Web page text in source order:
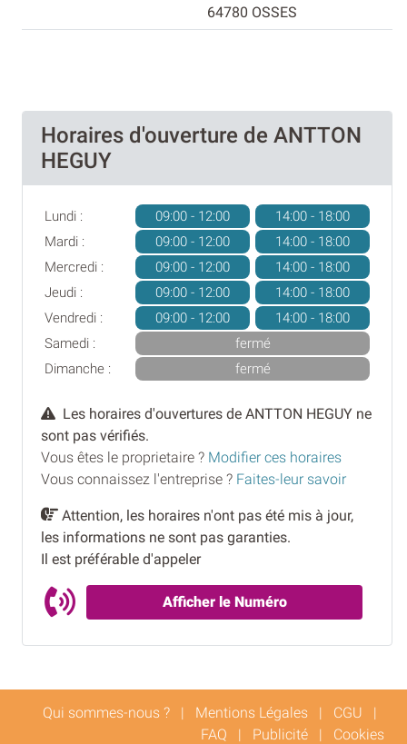
64780 OSSES
Horaires d'ouverture de ANTTON
HEGUY
Lundi : 09:00 - 12:00
14:00 - 18:00
Mardi :
09:00 - 12:00
14:00 - 18:00
Mercredi :
09:00 - 12:00
14:00 - 18:00
Jeudi :
09:00 - 12:00
14:00 - 18:00
Vendredi :
09:00 - 12:00
14:00 - 18:00
Samedi :
fermé
Dimanche :
fermé
Les horaires d'ouvertures de ANTTON HEGUY ne
sont pas vérifiés.
Vous êtes le proprietaire ? Modifier ces horaires
Vous connaissez l'entreprise ? Faites-leur savoir
Attention, les horaires n'ont pas été mis à jour,
les informations ne sont pas garanties.
Il est préférable d'appeler
Afficher le Numéro
Qui sommes-nous ? | Mentions Légales | CGU |
FAQ | Publicité | Cookies